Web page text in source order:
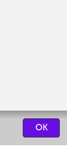
OK